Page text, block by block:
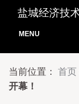
盐城经济技
MENU
当前位置： 首页
开幕！